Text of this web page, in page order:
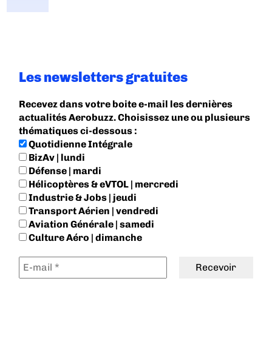
Les newsletters gratuites
Recevez dans votre boite e-mail les dernières
actualités Aerobuzz. Choisissez une ou plusieurs
thématiques ci-dessous :
Quotidienne Intégrale
BizAv | lundi
Défense | mardi
Hélicoptères & eVTOL | mercredi
Industrie & Jobs | jeudi
Transport Aérien | vendredi
Aviation Générale | samedi
Culture Aéro | dimanche